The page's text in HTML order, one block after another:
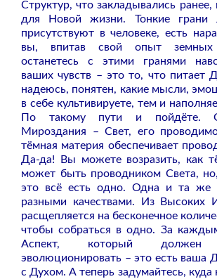
Структур, что закладывались ранее,
для Новой жизни. Тонкие грани
присутствуют в человеке, есть
вы, впитав свой опыт земных
останетесь с этими гранями
ваших чувств – это то, что питает
надеюсь, понятен, какие мысли,
в себе культивируете, тем и
По такому пути и пойдёте.
Мироздания – Свет, его
тёмная материя обеспечивает
Да-да! Вы можете возразить, как
может быть проводником Света,
это всё есть одно. Одна и та же
разными качествами. Из Высоких
расщепляется на бесконечное
чтобы собраться в одно. За
Аспект, который
эволюционировать – это есть ваша
с Духом. А теперь задумайтесь, куда